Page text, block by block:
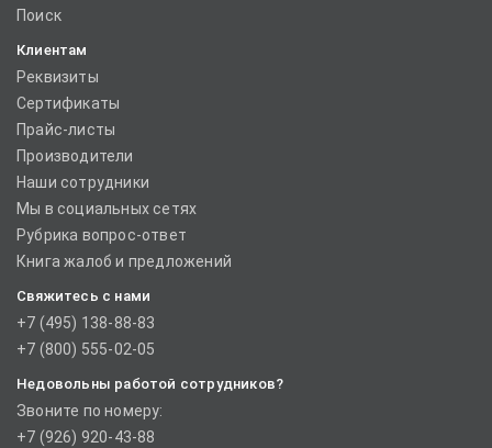
Поиск
Клиентам
Реквизиты
Сертификаты
Прайс-листы
Производители
Наши сотрудники
Мы в социальных сетях
Рубрика вопрос-ответ
Книга жалоб и предложений
Свяжитесь с нами
+7 (495) 138-88-83
+7 (800) 555-02-05
Недовольны работой сотрудников?
Звоните по номеру:
+7 (926) 920-43-88